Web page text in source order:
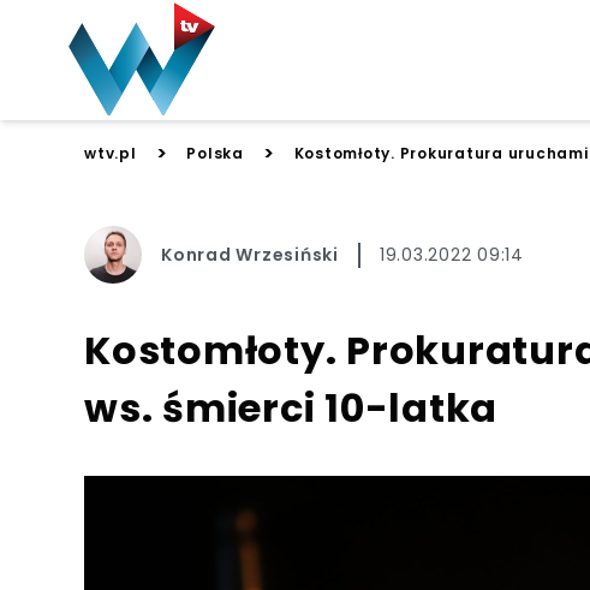
wtv.pl > Polska > Kostomłoty. Prokuratura
Konrad Wrzesiński 19.03.2022 09:14
Kostomłoty.
ws. śmierci 10-latka